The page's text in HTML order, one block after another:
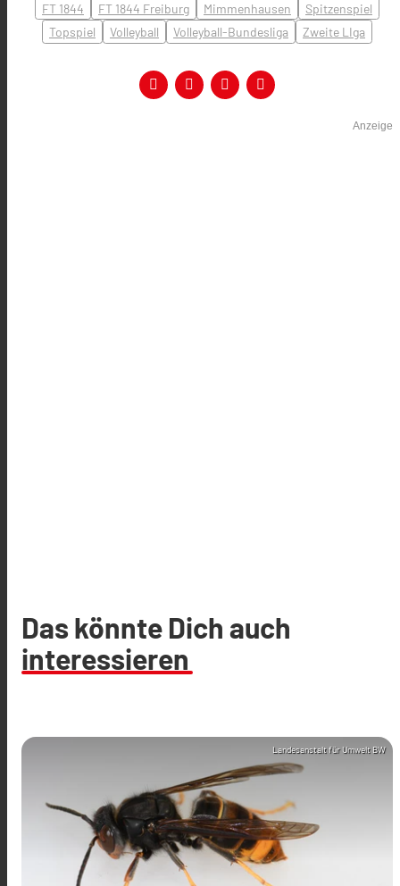
FT 1844 FT 1844 Freiburg Mimmenhausen
Spitzenspiel
Topspiel
Volleyball Volleyball-Bundesliga Zweite LIga
Anzeige
Das könnte Dich auch
interessieren
Landesanstalt für Umwelt BW